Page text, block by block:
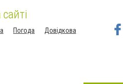
Погода
Довідкова